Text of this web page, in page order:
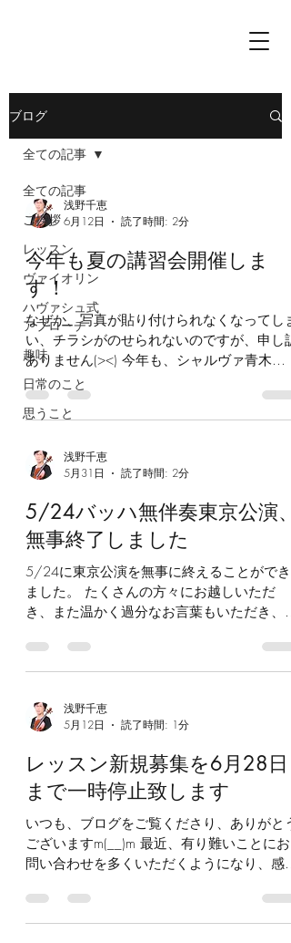
ブログ
全ての記事
ご挨拶
レッスン
ヴァイオリン
ハヴァシュ式
アプローチ
趣味
日常のこと
思うこと
全ての記事
浅野千恵
6月12日
読了時間: 2分
今年も夏の講習会開催しま
す！
なぜか、写真が貼り付けられなくなってしま
い、チラシがのせられないのですが、申し訳
ありません(><) 今年も、シャルヴァ青木奈
緒子先生が始められ、私達が3年前に引き継
いだ、夏の講習会を、 今年もお盆の
8/14(金)〜8/16(日)に、 芸高時代の親友、
子先生のご協力を得て、東京・板橋区徳丸石
川集会所で開催します。 今年の合奏では、
まだ予定ではありますが、 モーツァルトの
アイネクライネナハトムジーク第1楽章、 デ
ィズニーソングの美女と野獣、 ヴィヴァル
ディの四季より「春」 に挑戦します。 モー
ツァルトとディズニーソングは、初心者の方
でも参加できるように、アレンジして簡単に
弾けるパートも作りたいと思っています。
最終日の発表会では、合奏と、希望者の方に
また、夕方からは、留学したい方や、オーケ
ストラを受験したい方、コンクールを受けた
大人の方などを対象に、個人レッスンのクラ
スもあります。...
浅野千恵
5月31日
読了時間: 2分
5/24バッハ無伴奏東京公演、
無事終了しました
5/24に東京公演を無事に終えることができ
ました。 たくさんの方々にお越しいただ
き、また温かく過分なお言葉もいただき、感
か心配で、当日まで必死すぎて、少し前まで
脱け殻のようになっていました(笑) この日は
振りでしたので、心配していたけど、本当に
良かったと、お声をかけてくださいました...
自分の不甲斐なさと、御奥様の寛大なお心遣
いに、ただただ深い感謝の念でした(TT) ま
た、尊敬する先生も、たくさんの生徒様方と
いらしてくださり...私のような日陰の存在に
まで温かいお心遣いをいただき、何と感謝の
気持ちを表せば良いか分かりませんでした…
(T_T) 今井館の響きに、助けられた公演でも
ありました。 敬虔なプロテスタントだった
浅野千恵
5月12日
読了時間: 1分
レッスン新規募集を6月28日
まで一時停止致します
いつも、ブログをご覧くださり、ありがとう
ございますm(__)m 最近、有り難いことにお
問い合わせを多くいただくようになり、感謝
った方には、丁寧に、誠実に対応したいし、
そのために、きちんと準備もしたいと思って